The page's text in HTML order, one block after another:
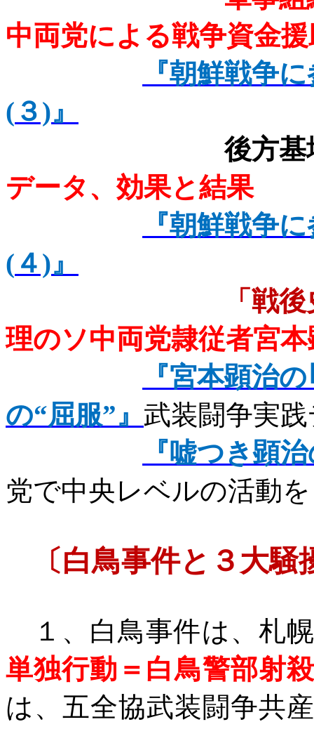
中両党による戦争資金
『朝鮮戦争
( ３)』
後方基
データ、効果と結果
『朝鮮戦争
( ４)』
「戦
理のソ中両党隷従者宮
『宮本顕治
の“屈服”』 武装闘争実
『嘘つき顕
党で中央レベルの活動
〔白鳥事件と３大
１、白鳥事件は、札
単独行動＝白鳥警部射
は、五全協武装闘争共